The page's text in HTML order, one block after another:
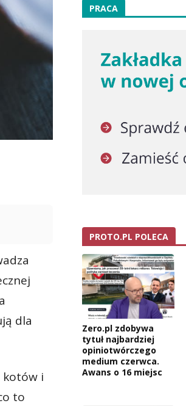
dla
kotów i
to
PRACA
PROTO.PL POLECA
Zero.pl zdobywa
tytuł najbardziej
opiniotwórczego
medium czerwca.
Awans o 16 miejsc